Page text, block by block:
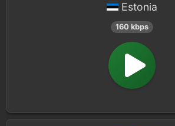
Estonia
160 kbps